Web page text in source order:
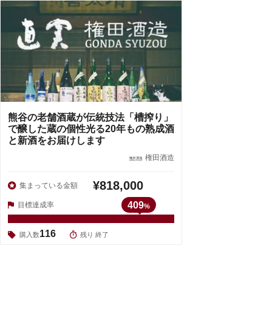
熊谷の老舗酒蔵が伝統技法「槽搾り」
で醸した蔵の個性光る20年もの熟成酒
と新酒をお届けします
権田酒造
集まっている金額 ¥818,000
目標達成率 409%
購入数116 残り 終了